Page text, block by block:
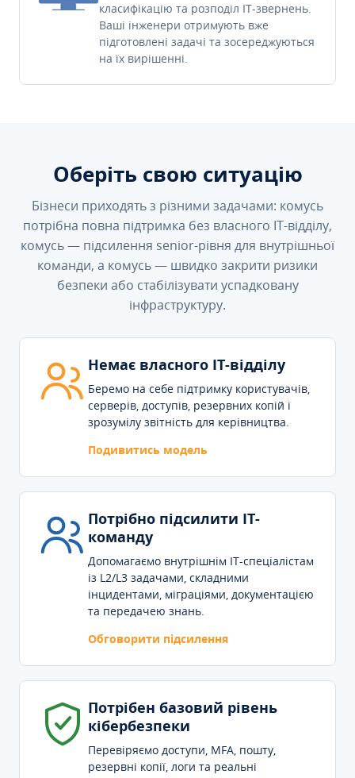
класифікацію та розподіл IT-звернень.
Ваші інженери отримують вже
підготовлені задачі та зосереджуються
на їх вирішенні.
Оберіть свою ситуацію
Бізнеси приходять з різними задачами: комусь
потрібна повна підтримка без власного IT-відділу,
комусь — підсилення senior-рівня для внутрішньої
команди, а комусь — швидко закрити ризики
безпеки або стабілізувати успадковану
інфраструктуру.
Немає власного IT-відділу
Беремо на себе підтримку користувачів,
серверів, доступів, резервних копій і
зрозумілу звітність для керівництва.
Подивитись модель
Потрібно підсилити IT-
команду
Допомагаємо внутрішнім IT-спеціалістам
із L2/L3 задачами, складними
інцидентами, міграціями, документацією
та передачею знань.
Обговорити підсилення
Потрібен базовий рівень
кібербезпеки
Перевіряємо доступи, MFA, пошту,
резервні копії, логи та реальні